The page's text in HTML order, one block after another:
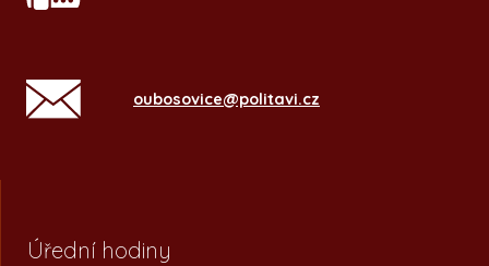
oubosovice@politavi.cz
Úřední hodiny